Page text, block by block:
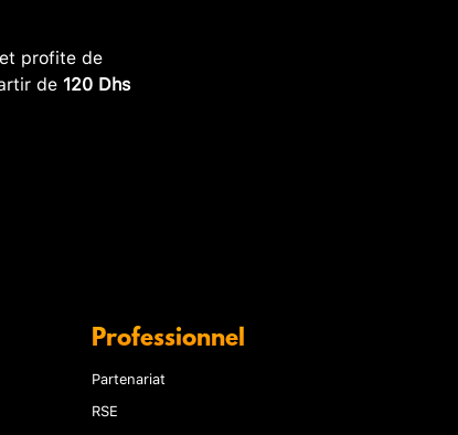
profite de
de 120 Dhs
Professionnel
Partenariat
RSE